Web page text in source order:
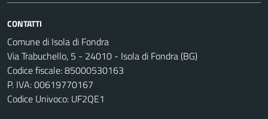
CONTATTI
Comune di Isola di Fondra
Via Trabuchello, 5 - 24010 - Isola di Fondra (BG)
Codice fiscale: 85000530163
P. IVA: 00619770167
Codice Univoco: UF2QE1